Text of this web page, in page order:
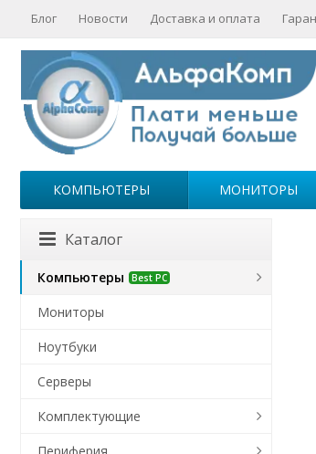
Блог Новости Доставка и оплата
КОМПЬЮТЕРЫ МОНИТОРЫ
Каталог
Компьютеры Best PC
Мониторы
Ноутбуки
Серверы
Комплектующие